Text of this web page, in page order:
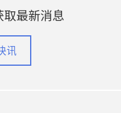
最新消息
讯